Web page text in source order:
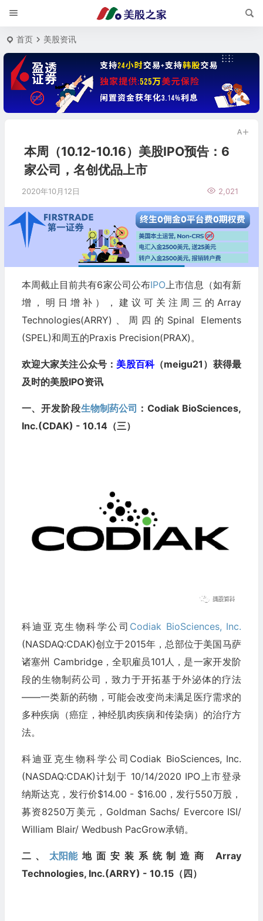
首页 美股资讯
本周（10.12-10.16）美股IPO预告：6
家公司，名创优品上市
2020年10月12日 2,021
本周截止目前共有6家公司公布IPO上市信息（如有新
增，明日增补），建议可关注周三的Array
Technologies(ARRY)、周四的Spinal Elements
(SPEL)和周五的Praxis Precision(PRAX)。
欢迎大家关注公众号： 美股百科（meigu21）获得最
及时的美股IPO资讯
一、开发阶段生物制药公司 ：Codiak BioSciences,
Inc.(CDAK) - 10.14（三）
科迪亚克生物科学公司 Codiak BioSciences, Inc.
(NASDAQ:CDAK)创立于2015年，总部位于美国马萨
诸塞州 Cambridge，全职雇员101人，是一家开发阶
段的生物制药公司，致力于开拓基于外泌体的疗法
——一类新的药物，可能会改变尚未满足医疗需求的
多种疾病（癌症，神经肌肉疾病和传染病）的治疗方
法。
科迪亚克生物科学公司Codiak BioSciences, Inc.
(NASDAQ:CDAK)计划于 10/14/2020 IPO上市登录
纳斯达克，发行价$14.00 - $16.00，发行550万股，
募资8250万美元，Goldman Sachs/ Evercore ISI/
William Blair/ Wedbush PacGrow承销。
二、 太阳能地面安装系统制造商 Array
Technologies, Inc.(ARRY) - 10.15（四）